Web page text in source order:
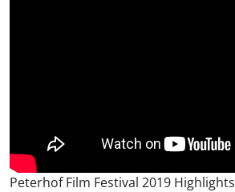
Peterhof Film Festival 2019 Highlights